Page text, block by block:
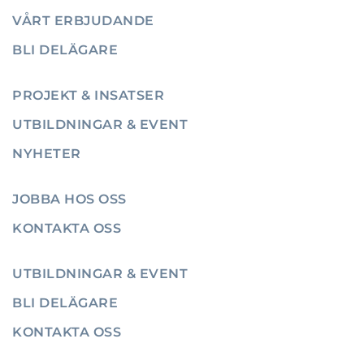
VÅRT ERBJUDANDE
BLI DELÄGARE
PROJEKT & INSATSER
UTBILDNINGAR & EVENT
NYHETER
JOBBA HOS OSS
KONTAKTA OSS
UTBILDNINGAR & EVENT
BLI DELÄGARE
KONTAKTA OSS